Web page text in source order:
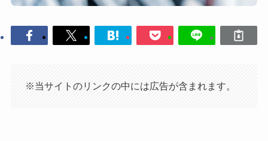
※当サイトのリンクの中には広告が含まれます。